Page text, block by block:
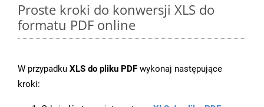
Proste kroki do konwersji XLS do
formatu PDF online
W przypadku XLS do pliku PDF wykonaj następujące
kroki: